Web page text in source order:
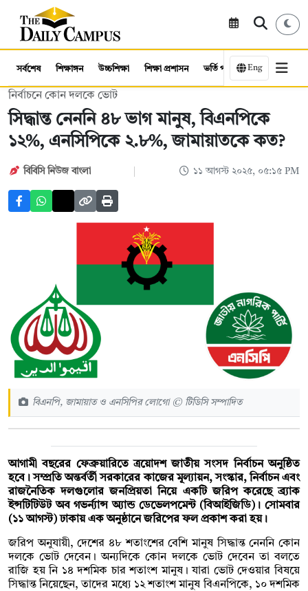
সর্বশেষ শিক্ষাঙ্গন উচ্চশিক্ষা শিক্ষা প্রশাসন ভর্তি পরীক্ষা কর্মসংস্থান
Eng
নির্বাচনে কোন দলকে ভোট
সিদ্ধান্ত নেননি ৪৮ ভাগ মানুষ, বিএনপিকে
১২%, এনসিপিকে ২.৮%, জামায়াতকে কত?
বিবিসি নিউজ বাংলা ১১ আগস্ট ২০২৫, ০৫:১৫ PM
বিএনপি, জামায়াত ও এনসিপির লোগো © টিডিসি সম্পাদিত
আগামী বছরের ফেব্রুয়ারিতে ত্রয়োদশ জাতীয় সংসদ নির্বাচন অনুষ্ঠিত
হবে। সম্প্রতি অন্তর্বর্তী সরকারের কাজের মূল্যায়ন, সংস্কার, নির্বাচন এবং
রাজনৈতিক দলগুলোর জনপ্রিয়তা নিয়ে একটি জরিপ করেছে ব্র্যাক
ইন্সটিটিউট অব গভর্ন্যান্স অ্যান্ড ডেভেলপমেন্ট (বিআইজিডি)। সোমবার
(১১ আগস্ট) ঢাকায় এক অনুষ্ঠানে জরিপের ফল প্রকাশ করা হয়।
জরিপ অনুযায়ী, দেশের ৪৮ শতাংশের বেশি মানুষ সিদ্ধান্ত নেননি কোন
দলকে ভোট দেবেন। অন্যদিকে কোন দলকে ভোট দেবেন তা বলতে
রাজি হয় নি ১৪ দশমিক চার শতাংশ মানুষ। যারা ভোট দেওয়ার বিষয়ে
সিদ্ধান্ত নিয়েছেন, তাদের মধ্যে ১২ শতাংশ মানুষ বিএনপিকে, ১০ দশমিক